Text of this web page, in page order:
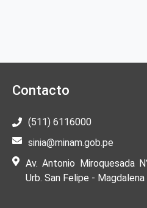
Contacto
(511) 6116000
sinia@minam.gob.pe
Av. Antonio Miroquesada
Urb. San Felipe -